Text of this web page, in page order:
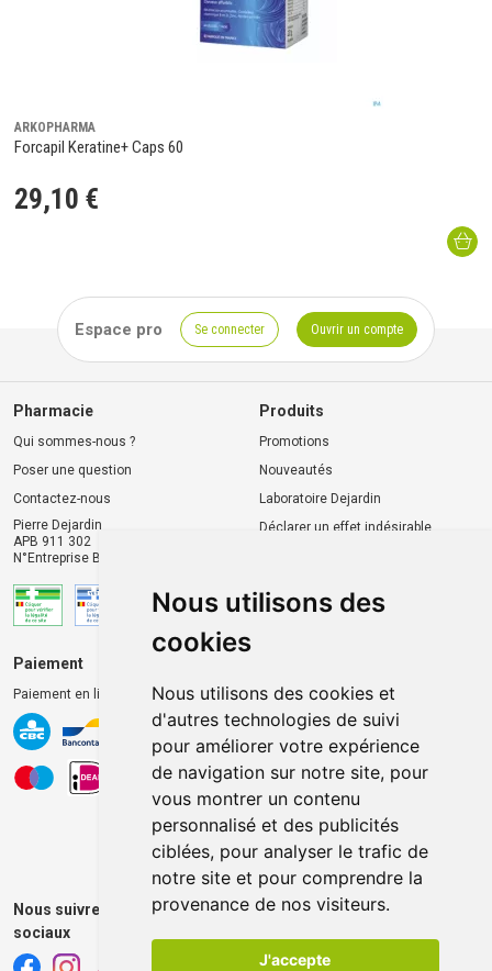
Nous utilisons des
cookies
Nous utilisons des cookies et
d'autres technologies de suivi
pour améliorer votre expérience
de navigation sur notre site, pour
vous montrer un contenu
personnalisé et des publicités
ciblées, pour analyser le trafic de
notre site et pour comprendre la
provenance de nos visiteurs.
J'accepte
ARKOPHARMA
Forcapil Keratine+ Caps 60
29,10 €
Espace pro Se connecter Ouvrir un compte
Pharmacie
Qui sommes-nous ?
Poser une question
Contactez-nous
Pierre Dejardin
APB 911 302
N°Entreprise BE0446.901.764
Produits
Promotions
Nouveautés
Laboratoire Dejardin
Déclarer un effet indésirable
Paiement
Paiement en ligne 100% sécurisé
Livraison chez vous
Livraison dans un Point
d’enlèvement
Retrait dans la pharmacie
Retrait en casiers extérieurs
Nous suivre sur les réseaux
sociaux